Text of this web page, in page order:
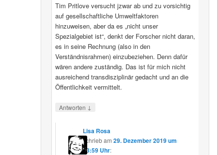
Tim Pritlove versucht jzwar ab und zu vorsichtig
auf gesellschaftliche Umweltfaktoren
hinzuweisen, aber da es „nicht unser
Spezialgebiet ist“, denkt der Forscher nicht daran,
es in seine Rechnung (also in den
Verständnisrahmen) einzubeziehen. Denn dafür
wären andere zuständig. Das ist für mich nicht
ausreichend transdisziplinär gedacht und an die
Öffentlichkeit vermittelt.
Antworten ↓
Lisa Rosa
schriebam29. Dezember 2019 um
13:59 Uhr: